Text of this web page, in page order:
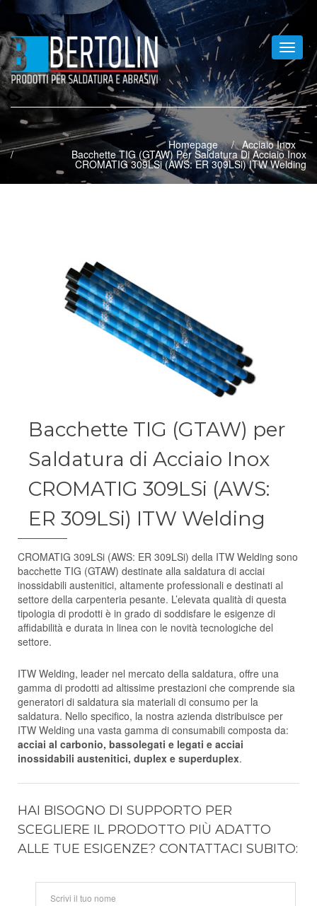
Toggle
Homepage Acciaio Inox
Bacchette TIG (GTAW) Per Saldatura Di Acciaio Inox
CROMATIG 309LSi (AWS: ER 309LSi) ITW Welding
Bacchette TIG (GTAW) per
Saldatura di Acciaio Inox
CROMATIG 309LSi (AWS:
ER 309LSi) ITW Welding
CROMATIG 309LSi (AWS: ER 309LSi) della ITW Welding sono
bacchette TIG (GTAW) destinate alla saldatura di acciai
inossidabili austenitici, altamente professionali e destinati al
settore della carpenteria pesante. L’elevata qualità di questa
tipologia di prodotti è in grado di soddisfare le esigenze di
affidabilità e durata in linea con le novità tecnologiche del
settore.
ITW Welding, leader nel mercato della saldatura, offre una
gamma di prodotti ad altissime prestazioni che comprende sia
generatori di saldatura sia materiali di consumo per la
saldatura. Nello specifico, la nostra azienda distribuisce per
ITW Welding una vasta gamma di consumabili composta da:
acciai al carbonio, bassolegati e legati e acciai
inossidabili austenitici, duplex e superduplex.
HAI BISOGNO DI SUPPORTO PER
SCEGLIERE IL PRODOTTO PIÙ ADATTO
ALLE TUE ESIGENZE? CONTATTACI SUBITO: